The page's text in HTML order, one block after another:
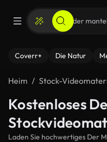
Coverr+ Die Natur
Heim Stock-
Kostenloses
Laden Sie hochwertiges Der